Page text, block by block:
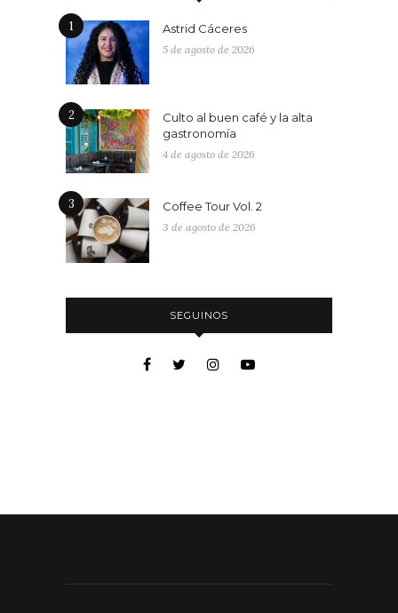
1 Astrid Cáceres
5 de agosto de 2026
2
Culto al buen café y la alta
gastronomía
4 de agosto de 2026
3 Coffee Tour Vol. 2
3 de agosto de 2026
SEGUINOS